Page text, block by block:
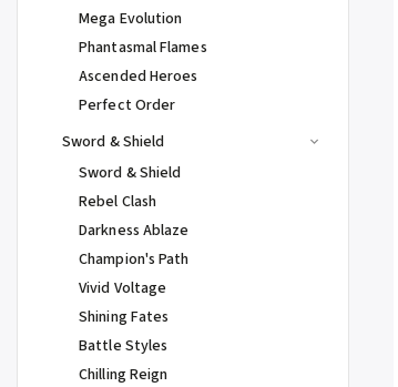
Mega Evolution
Phantasmal Flames
Ascended Heroes
Perfect Order
Sword & Shield
Sword & Shield
Rebel Clash
Darkness Ablaze
Champion's Path
Vivid Voltage
Shining Fates
Battle Styles
Chilling Reign